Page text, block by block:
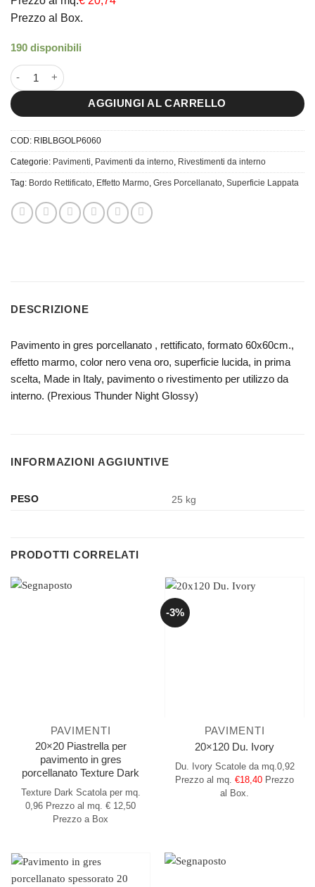
Prezzo al Box.
190 disponibili
60x60 Rimini Black Brillant Gold quantità
AGGIUNGI AL CARRELLO
COD: RIBLBGOLP6060
Categorie: Pavimenti, Pavimenti da interno, Rivestimenti da interno
Tag: Bordo Rettificato, Effetto Marmo, Gres Porcellanato, Superficie Lappata
DESCRIZIONE
Pavimento in gres porcellanato , rettificato, formato 60x60cm.,
effetto marmo, color nero vena oro, superficie lucida, in prima
scelta, Made in Italy, pavimento o rivestimento per utilizzo da
interno. (Prexious Thunder Night Glossy)
INFORMAZIONI AGGIUNTIVE
PESO 25 kg
PRODOTTI CORRELATI
PAVIMENTI
20×20 Piastrella per
pavimento in gres
porcellanato Texture Dark
Texture Dark Scatola per mq.
0,96 Prezzo al mq. € 12,50
Prezzo a Box
-3%
PAVIMENTI
20×120 Du. Ivory
Du. Ivory Scatole da mq.0,92
Prezzo al mq. €18,40 Prezzo
al Box.